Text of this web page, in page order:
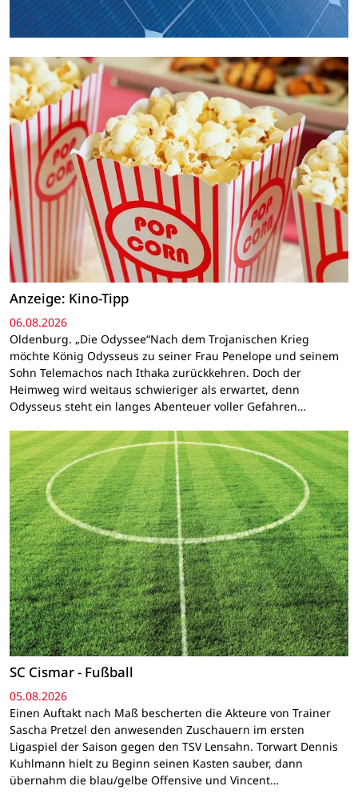
Anzeige: Kino-Tipp
06.08.2026
Oldenburg. „Die Odyssee“Nach dem Trojanischen Krieg
möchte König Odysseus zu seiner Frau Penelope und seinem
Sohn Telemachos nach Ithaka zurückkehren. Doch der
Heimweg wird weitaus schwieriger als erwartet, denn
Odysseus steht ein langes Abenteuer voller Gefahren…
SC Cismar - Fußball
05.08.2026
Einen Auftakt nach Maß bescherten die Akteure von Trainer
Sascha Pretzel den anwesenden Zuschauern im ersten
Ligaspiel der Saison gegen den TSV Lensahn. Torwart Dennis
Kuhlmann hielt zu Beginn seinen Kasten sauber, dann
übernahm die blau/gelbe Offensive und Vincent…